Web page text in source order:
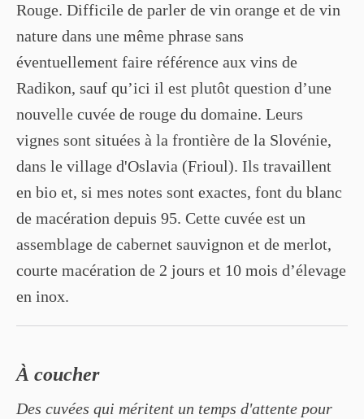
Rouge. Difficile de parler de vin orange et de vin
nature dans une même phrase sans
éventuellement faire référence aux vins de
Radikon, sauf qu’ici il est plutôt question d’une
nouvelle cuvée de rouge du domaine. Leurs
vignes sont situées à la frontière de la Slovénie,
dans le village d'Oslavia (Frioul). Ils travaillent
en bio et, si mes notes sont exactes, font du blanc
de macération depuis 95. Cette cuvée est un
assemblage de cabernet sauvignon et de merlot,
courte macération de 2 jours et 10 mois d’élevage
en inox.
À coucher
Des cuvées qui méritent un temps d'attente pour